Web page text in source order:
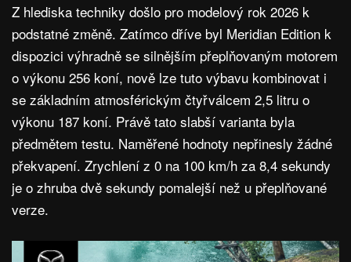
Z hlediska techniky došlo pro modelový rok 2026 k
podstatné změně. Zatímco dříve byl Meridian Edition k
dispozici výhradně se silnějším přeplňovaným motorem
o výkonu 256 koní, nově lze tuto výbavu kombinovat i
se základním atmosférickým čtyřválcem 2,5 litru o
výkonu 187 koní. Právě tato slabší varianta byla
předmětem testu. Naměřené hodnoty nepřinesly žádné
překvapení. Zrychlení z 0 na 100 km/h za 8,4 sekundy
je o zhruba dvě sekundy pomalejší než u přeplňované
verze.